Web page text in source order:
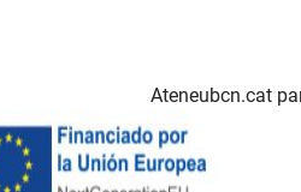
Ateneubcn.cat